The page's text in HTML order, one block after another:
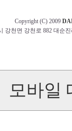
Copyright (C) 2009
강천면 강천로 882 대순진
모바일